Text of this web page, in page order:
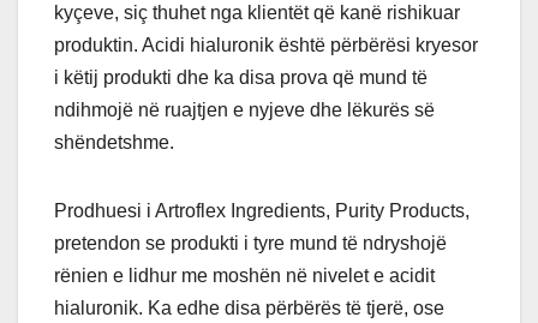
kyçeve, siç thuhet nga klientët që kanë rishikuar
produktin. Acidi hialuronik është përbërësi kryesor
i këtij produkti dhe ka disa prova që mund të
ndihmojë në ruajtjen e nyjeve dhe lëkurës së
shëndetshme.
Prodhuesi i Artroflex Ingredients, Purity Products,
pretendon se produkti i tyre mund të ndryshojë
rënien e lidhur me moshën në nivelet e acidit
hialuronik. Ka edhe disa përbërës të tjerë, ose